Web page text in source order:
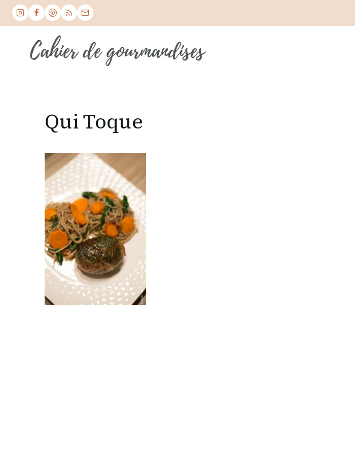
Skip
Qui Toque